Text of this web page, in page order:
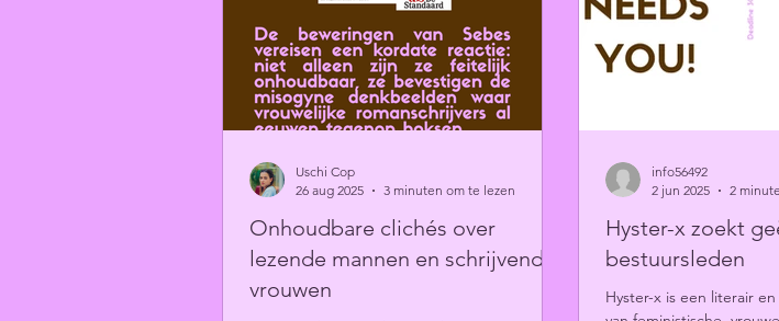
Onhoudbare clichés over
lezende mannen en schrijvende
vrouwen
Uschi Cop
26 aug 2025
3 minuten om te lezen
Hyster-x zoekt
bestuursleden
Hyster-x is een literair
info56492
2 jun 2025
2